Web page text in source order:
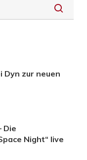
Dyn zur neuen
Die
Night“ live